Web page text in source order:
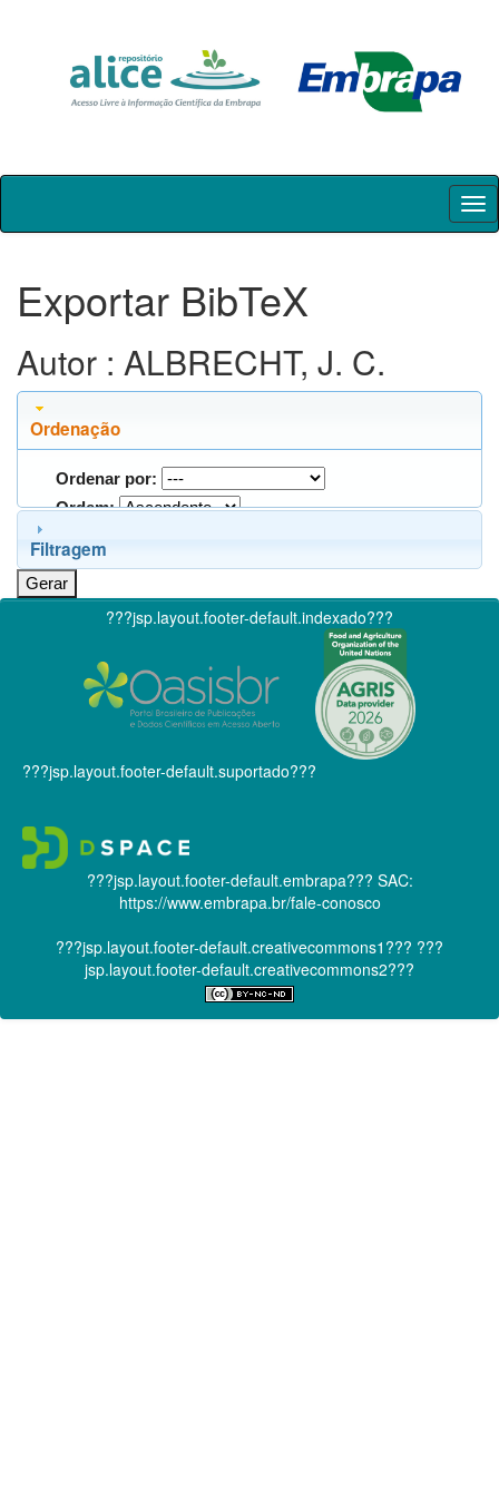
Skip
Exportar BibTeX
Autor : ALBRECHT, J. C.
Ordenação
Ordenar por:
Ordem:
Filtragem
???jsp.layout.footer-default.indexado???
???jsp.layout.footer-default.suportado???
???jsp.layout.footer-default.embrapa??? SAC:
https://www.embrapa.br/fale-conosco
???jsp.layout.footer-default.creativecommons1??? ???
jsp.layout.footer-default.creativecommons2???